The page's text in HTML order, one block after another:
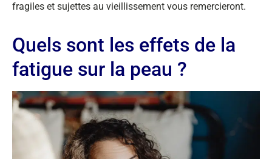
fragiles et sujettes au vieillissement vous remercieront.
Quels sont les effets de la
fatigue sur la peau ?